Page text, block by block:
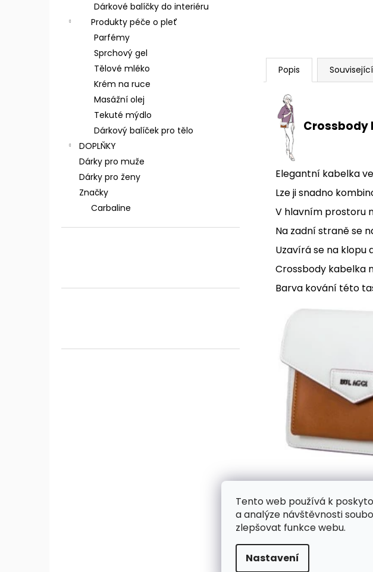
Tento web používá k
a analýze návštěvnosti
zlepšovat funkce webu.
Nastavení
Dárkové balíčky do interiéru
Produkty péče o pleť
Parfémy
Sprchový gel
Tělové mléko
Krém na ruce
Masážní olej
Tekuté mýdlo
Dárkový balíček pro tělo
DOPLŇKY
Dárky pro muže
Dárky pro ženy
Značky
Carbaline
Popis
Crossbody
Elegantní kabelka
Lze ji snadno
V hlavním prostoru
Na zadní straně se
Uzavírá se na klopu
Crossbody kabelka
Barva kování této